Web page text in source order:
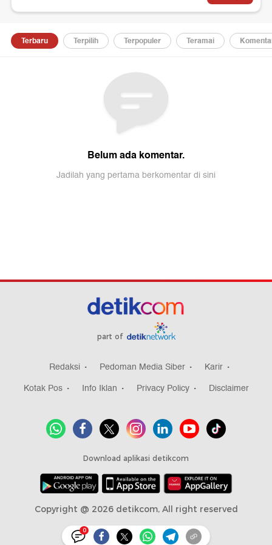
0
part of
Redaksi Pedoman Media Siber
Karir
Kotak Pos
Info Iklan Privacy Policy Disclaimer
Download aplikasi detikcom
Copyright @ 2026 detikcom, All right reserved